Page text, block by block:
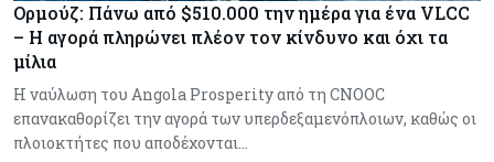
Ορμούζ: Πάνω από $510.000 την ημέρα για ένα VLCC
– Η αγορά πληρώνει πλέον τον κίνδυνο και όχι τα
μίλια
Η ναύλωση του Angola Prosperity από τη CNOOC
επανακαθορίζει την αγορά των υπερδεξαμενόπλοιων, καθώς οι
πλοιοκτήτες που αποδέχονται…